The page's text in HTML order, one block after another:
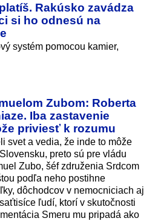
Rakúsko zavádza
si ho odnesú na
systém pomocou kamier,
Zubom: Roberta
Iba zastavenie
priviesť k rozumu
svet a vedia, že inde to môže
preto sú pre vládu
Zubo, šéf združenia Srdcom
podľa neho postihne
dôchodcov v nemocniciach aj
ľudí, ktorí v skutočnosti
Smeru mu pripadá ako